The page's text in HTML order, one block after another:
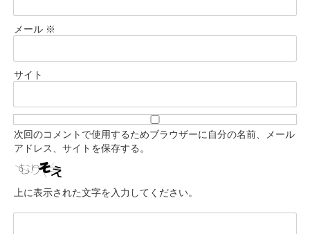
メール ※
サイト
次回のコメントで使用するためブラウザーに自分の名前、メール
アドレス、サイトを保存する。
上に表示された文字を入力してください。